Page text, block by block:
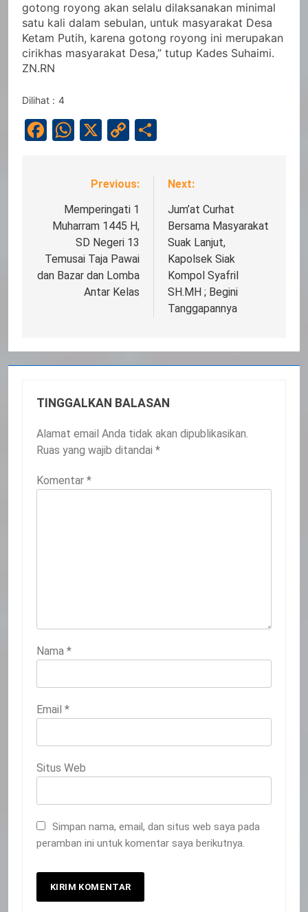
gotong royong akan selalu dilaksanakan minimal
satu kali dalam sebulan, untuk masyarakat Desa
Ketam Putih, karena gotong royong ini merupakan
cirikhas masyarakat Desa,” tutup Kades Suhaimi.
ZN.RN
Dilihat : 4
Facebook
WhatsApp
X
Copy
NavigasiPrevious:
Memperingati 1
Muharram 1445 H,
SD Negeri 13
Temusai Taja Pawai
dan Bazar dan Lomba
Antar Kelas
Next:
Jum’at Curhat
Bersama Masyarakat
Suak Lanjut,
Kapolsek Siak
Kompol Syafril
SH.MH ; Begini
Tanggapannya
TINGGALKAN BALASAN
Alamat email Anda tidak akan dipublikasikan.
Ruas yang wajib ditandai *
Komentar *
Nama *
Email *
Situs Web
Simpan nama, email, dan situs web saya pada
peramban ini untuk komentar saya berikutnya.